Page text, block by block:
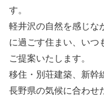
す。
軽井沢の自然を感じな
に過ごす住まい、いつ
ご提案いたします。
移住・別荘建築、新幹
長野県の気候に合わせ